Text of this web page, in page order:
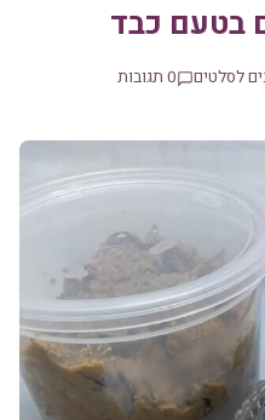
בטעם כבד
לסלטים 0 תגובות